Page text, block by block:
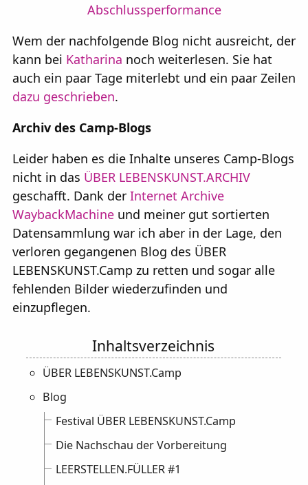
Abschlussperformance
Wem der nachfolgende Blog nicht ausreicht, der
kann bei Katharina noch weiterlesen. Sie hat
auch ein paar Tage miterlebt und ein paar Zeilen
dazu geschrieben.
Archiv des Camp-Blogs
Leider haben es die Inhalte unseres Camp-Blogs
nicht in das ÜBER LEBENSKUNST.ARCHIV
geschafft. Dank der Internet Archive
WaybackMachine und meiner gut sortierten
Datensammlung war ich aber in der Lage, den
verloren gegangenen Blog des ÜBER
LEBENSKUNST.Camp zu retten und sogar alle
fehlenden Bilder wiederzufinden und
einzupflegen.
ÜBER LEBENSKUNST.Camp
Blog
Festival ÜBER LEBENSKUNST.Camp
Die Nachschau der Vorbereitung
LEERSTELLEN.FÜLLER #1